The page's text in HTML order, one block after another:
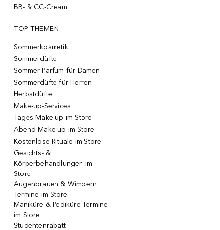
BB- & CC-Cream
TOP THEMEN
Sommerkosmetik
Sommerdüfte
Sommer Parfum für Damen
Sommerdüfte für Herren
Herbstdüfte
Make-up-Services
Tages-Make-up im Store
Abend-Make-up im Store
Kostenlose Rituale im Store
Gesichts- &
Körperbehandlungen im
Store
Augenbrauen & Wimpern
Termine im Store
Maniküre & Pediküre Termine
im Store
Studentenrabatt